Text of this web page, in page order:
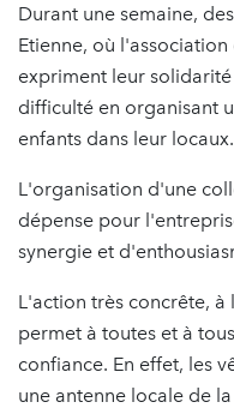
Durant une semaine,
Etienne, où
expriment leur
difficulté en organisant
enfants dans leur locaux.
L'organisation d'une
dépense pour
synergie et
L'action très concrête,
permet à toutes et à
confiance. En effet, les
une antenne locale de